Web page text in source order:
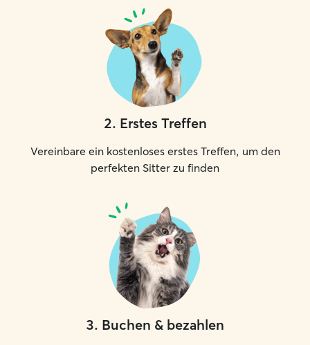
2. Erstes Treffen
Vereinbare ein kostenloses erstes Treffen, um den
perfekten Sitter zu finden
3. Buchen & bezahlen